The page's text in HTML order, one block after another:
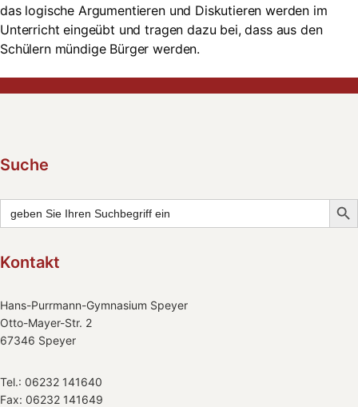
das logische Argumentieren und Diskutieren werden im
Unterricht eingeübt und tragen dazu bei, dass aus den
Schülern mündige Bürger werden.
Suche
Search
for:
Kontakt
Hans-Purrmann-Gymnasium Speyer
Otto-Mayer-Str. 2
67346 Speyer
Tel.: 06232 141640
Fax: 06232 141649